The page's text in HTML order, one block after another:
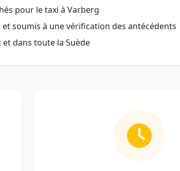
pour le taxi à Varberg
soumis à une vérification des antécédents
dans toute la Suède